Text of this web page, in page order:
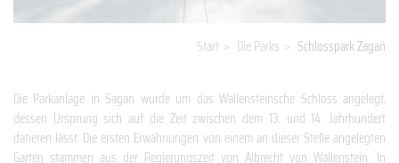
Start > Die Parks > Schlosspark Żagań
Die Parkanlage in Sagan wurde um das Wallensteinsche Schloss angelegt,
dessen Ursprung sich auf die Zeit zwischen dem 13. und 14. Jahrhundert
datieren lässt. Die ersten Erwähnungen von einem an dieser Stelle angelegten
Garten stammen aus der Regierungszeit von Albrecht von Wallenstein. In